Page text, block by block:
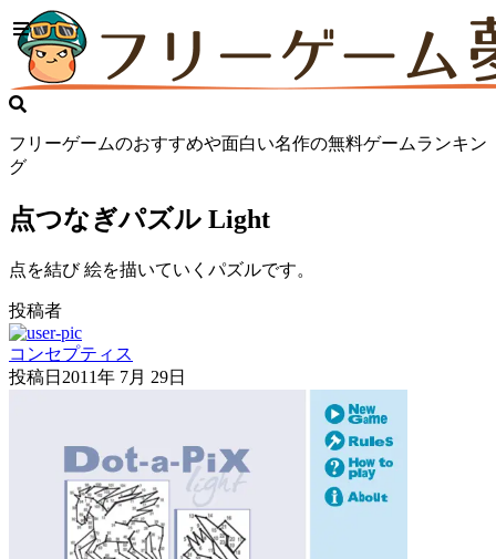
フリーゲームのおすすめや面白い名作の無料ゲームランキン
グ
点つなぎパズル Light
点を結び 絵を描いていくパズルです。
投稿者
コンセプティス
投稿日 2011年 7月 29日